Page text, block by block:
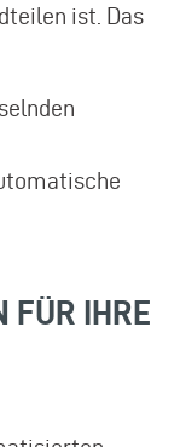
ist. Das
FÜR IHRE